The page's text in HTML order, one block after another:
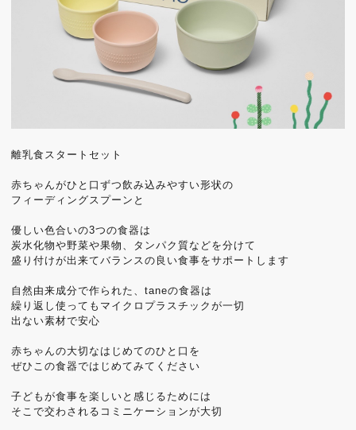
離乳食スタートセット
赤ちゃんがひと口ずつ飲み込みやすい形状の
フィーディングスプーンと
優しい色合いの3つの食器は
炭水化物や野菜や果物、タンパク質などを分けて
盛り付けが出来てバランスの良い食事をサポートします
自然由来成分で作られた、taneの食器は
繰り返し使ってもマイクロプラスチックが一切
出ない素材で安心
赤ちゃんの大切なはじめてのひと口を
ぜひこの食器ではじめてみてください
子どもが食事を楽しいと感じるためには
そこで交わされるコミニケーションが大切